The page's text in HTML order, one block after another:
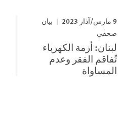
9 مارس/آذار 2023
بيان
صحفي
لبنان: أزمة الكهرباء
تُفاقم الفقر وعدم
المساواة